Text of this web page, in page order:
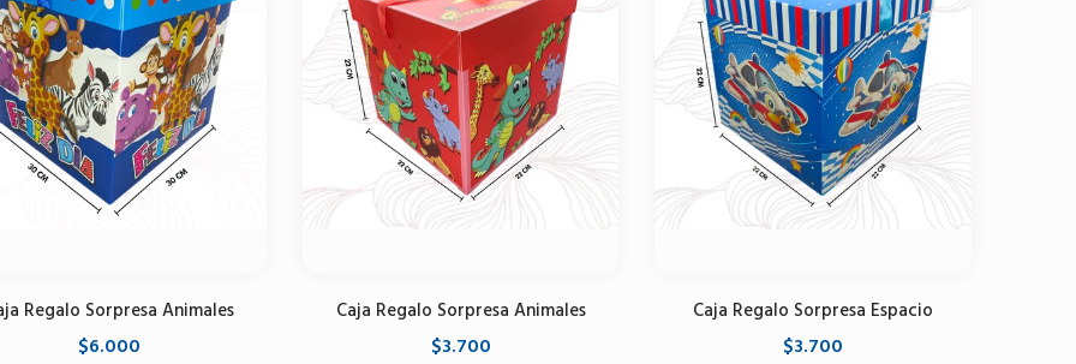
Regalo Sorpresa Animales
$6.000
Caja Regalo Sorpresa Animales
$3.700
Caja Regalo Sorpresa Espacio
$3.700